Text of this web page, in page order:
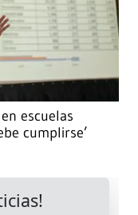
escuelas
cumplirse’